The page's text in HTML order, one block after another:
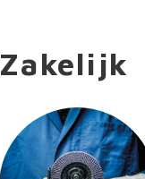
Zakelijk